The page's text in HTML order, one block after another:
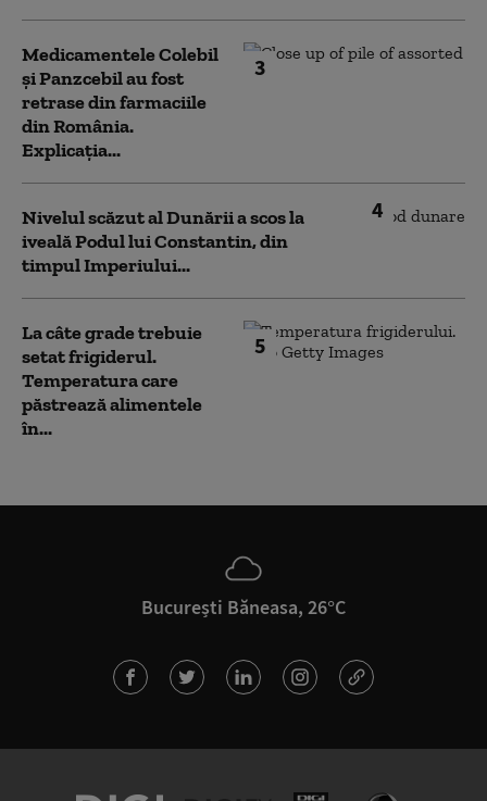
3
Medicamentele Colebil
și Panzcebil au fost
retrase din farmaciile
din România.
Explicația...
4
Nivelul scăzut al Dunării a scos la
iveală Podul lui Constantin, din
timpul Imperiului...
5
La câte grade trebuie
setat frigiderul.
Temperatura care
păstrează alimentele
în...
București Băneasa, 26°C